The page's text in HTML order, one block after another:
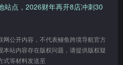
站点，2026财年再开8店冲刺30
网公开内容，不代表鳗鱼跨境导航官方
本站内容存在版权问题，请提供版权疑
式等材料发送至